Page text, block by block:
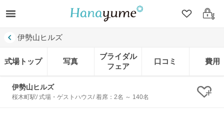
クリップ
ログ
伊勢山ヒルズ
式場トップ 写真
ブライダル
フェア
口コミ 費用
伊勢山ヒルズ
桜木町駅/ 式場・ゲストハウス/ 着席：2名 ～ 140名 ク